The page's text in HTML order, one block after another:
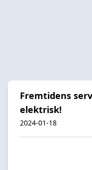
Fremtidens
elektrisk!
2024-01-18